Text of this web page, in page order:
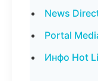
News
Portal
Инфо Hot